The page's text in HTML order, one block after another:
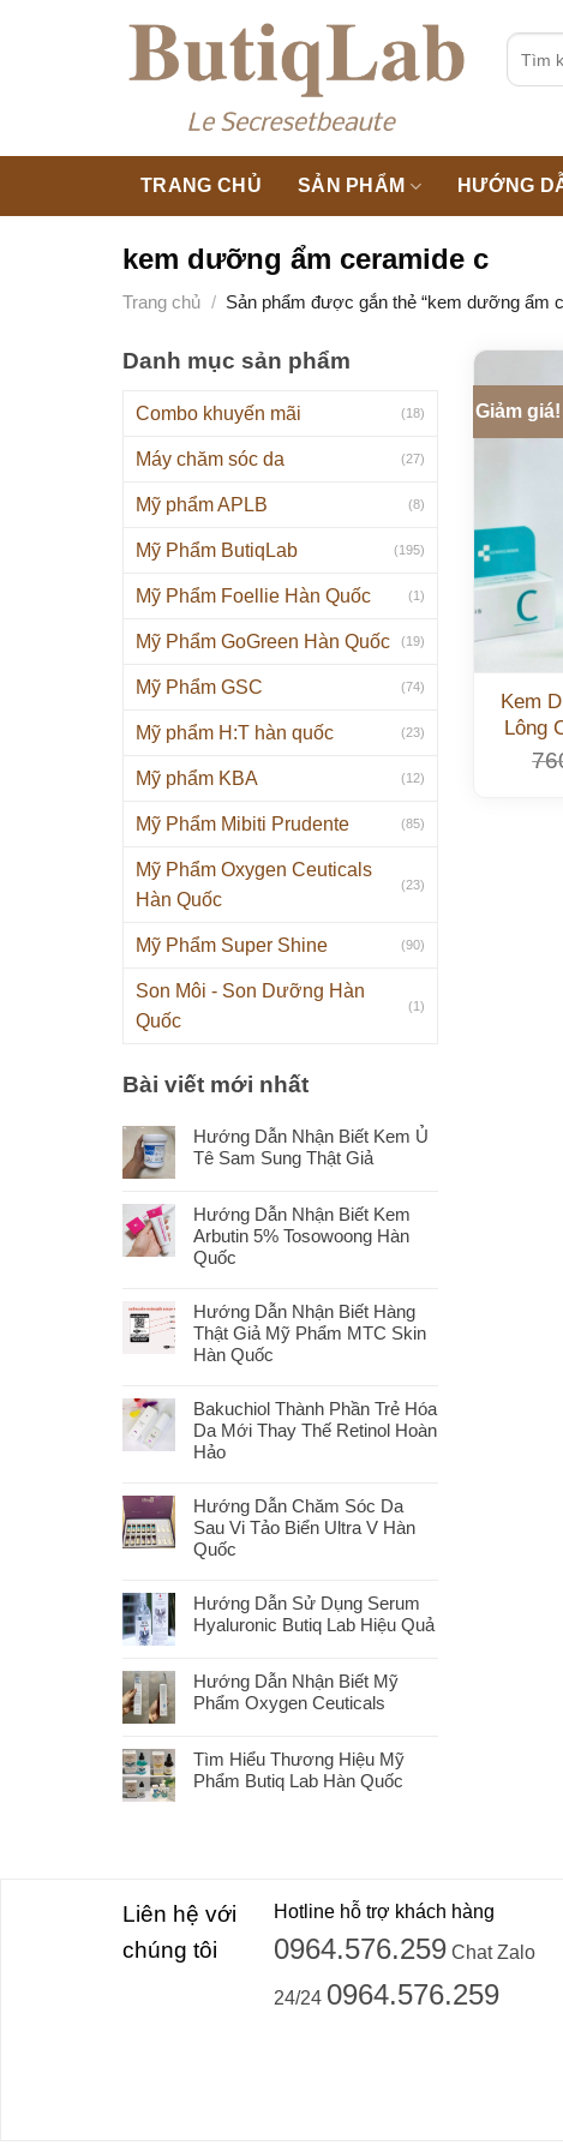
Tìm
TRANG CHỦ SẢN PHẨM HƯỚNG
kem dưỡng ẩm ceramide c
Trang chủ / Sản phẩm được gắn thẻ “kem dưỡng ẩm
Danh mục sản phẩm
Combo khuyến mãi (18)
Máy chăm sóc da (27)
Mỹ phẩm APLB (8)
Mỹ Phẩm ButiqLab (195)
Mỹ Phẩm Foellie Hàn Quốc (1)
Mỹ Phẩm GoGreen Hàn Quốc (19)
Mỹ Phẩm GSC (74)
Mỹ phẩm H:T hàn quốc (23)
Mỹ phẩm KBA (12)
Mỹ Phẩm Mibiti Prudente (85)
Mỹ Phẩm Oxygen Ceuticals
Hàn Quốc
(23)
Mỹ Phẩm Super Shine (90)
Son Môi - Son Dưỡng Hàn
Quốc
(1)
Bài viết mới nhất
Hướng Dẫn Nhận Biết Kem Ủ
Tê Sam Sung Thật Giả
Hướng Dẫn Nhận Biết Kem
Arbutin 5% Tosowoong Hàn
Quốc
Hướng Dẫn Nhận Biết Hàng
Thật Giả Mỹ Phẩm MTC Skin
Hàn Quốc
Bakuchiol Thành Phần Trẻ Hóa
Da Mới Thay Thế Retinol Hoàn
Hảo
Hướng Dẫn Chăm Sóc Da
Sau Vi Tảo Biển Ultra V Hàn
Quốc
Hướng Dẫn Sử Dụng Serum
Hyaluronic Butiq Lab Hiệu Quả
Hướng Dẫn Nhận Biết Mỹ
Phẩm Oxygen Ceuticals
Tìm Hiểu Thương Hiệu Mỹ
Phẩm Butiq Lab Hàn Quốc
Giảm giá!
Kem
Lông
Liên hệ với
chúng tôi
Hotline hỗ trợ khách hàng
0964.576.259 Chat Zalo
24/24 0964.576.259